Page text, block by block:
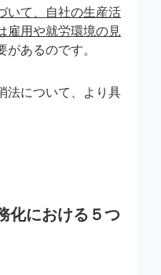
いて、自社の生産活
雇用や就労環境の見
があるのです。
法について、より具
化における５つ